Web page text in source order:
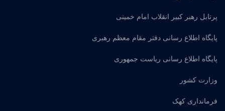
پرتابل رهبر کبیر انقلاب امام خمینی
پایگاه اطلاع رسانی دفتر مقام معظم رهبری
پایگاه اطلاع رسانی ریاست جمهوری
وزارت کشور
فرمانداری کهک